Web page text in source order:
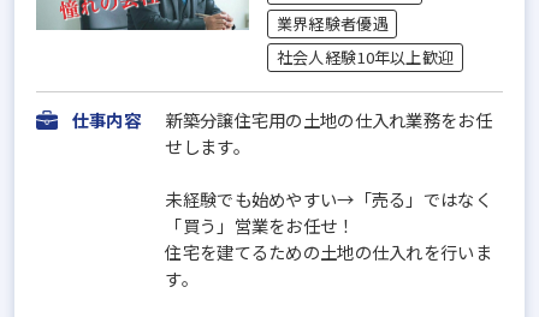
業界経験者優遇
社会人経験10年以上歓迎
仕事内容
新築分譲住宅用の土地の仕入れ業務をお任
せします。
未経験でも始めやすい→「売る」ではなく
「買う」営業をお任せ！
住宅を建てるための土地の仕入れを行いま
す。